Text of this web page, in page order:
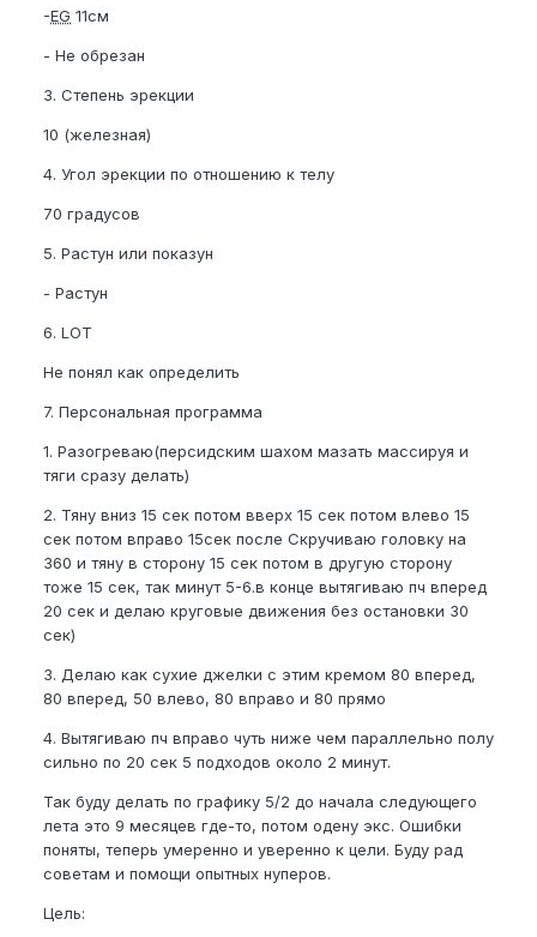
-EG 11см
- Не обрезан
3. Степень эрекции
10 (железная)
4. Угол эрекции по отношению к телу
70 градусов
5. Растун или показун
- Растун
6. LOT
Не понял как определить
7. Персональная программа
1. Разогреваю(персидским шахом мазать массируя и
тяги сразу делать)
2. Тяну вниз 15 сек потом вверх 15 сек потом влево 15
сек потом вправо 15сек после Скручиваю головку на
360 и тяну в сторону 15 сек потом в другую сторону
тоже 15 сек, так минут 5-6.в конце вытягиваю пч вперед
20 сек и делаю круговые движения без остановки 30
сек)
3. Делаю как сухие джелки с этим кремом 80 вперед,
80 вперед, 50 влево, 80 вправо и 80 прямо
4. Вытягиваю пч вправо чуть ниже чем параллельно полу
сильно по 20 сек 5 подходов около 2 минут.
Так буду делать по графику 5/2 до начала следующего
лета это 9 месяцев где-то, потом одену экс. Ошибки
поняты, теперь умеренно и уверенно к цели. Буду рад
советам и помощи опытных нуперов.
Цель: